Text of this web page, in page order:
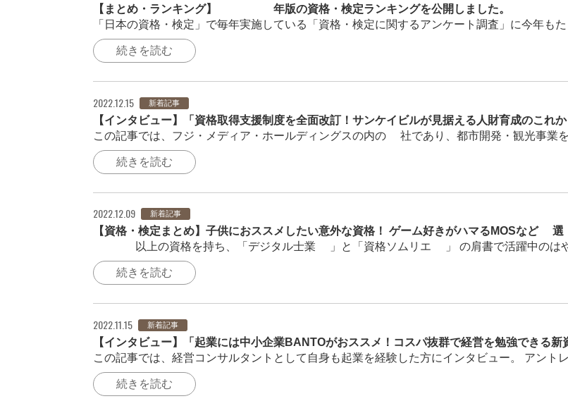
【まとめ・ランキング】2023年版の資格・検定ランキングを公開しました。
「日本の資格・検定」で毎年実施している「資格・検定に関するアンケート調査」に今年も
続きを読む
2022.12.15 新着記事
【インタビュー】「資格取得支援制度を全面改訂！サンケイビルが見据える人財育成のこれ
この記事では、フジ・メディア・ホールディングスの内の1社であり、都市開発・観光事業
続きを読む
2022.12.09 新着記事
【資格・検定まとめ】子供におススメしたい意外な資格！ ゲーム好きがハマるMOSなど5選
250以上の資格を持ち、「デジタル士業®」と「資格ソムリエ®」 の肩書で活躍中のはや
続きを読む
2022.11.15 新着記事
【インタビュー】「起業には中小企業BANTOがおススメ！コスパ抜群で経営を勉強できる新
この記事では、経営コンサルタントとして自身も起業を経験した方にインタビュー。 アント
続きを読む